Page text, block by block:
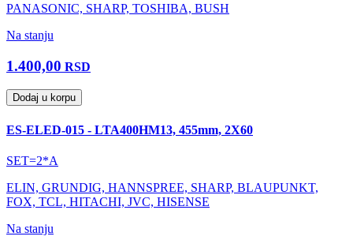
PANASONIC, SHARP, TOSHIBA, BUSH
Na stanju
1.400,00 RSD
Dodaj u korpu
ES-ELED-015 - LTA400HM13, 455mm, 2X60
SET=2*A
ELIN, GRUNDIG, HANNSPREE, SHARP, BLAUPUNKT,
FOX, TCL, HITACHI, JVC, HISENSE
Na stanju